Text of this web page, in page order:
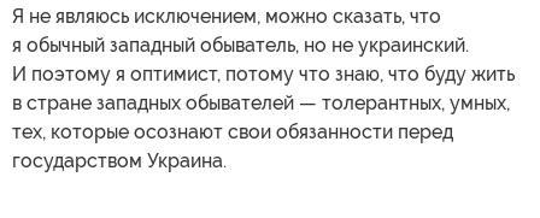
Я не являюсь исключением, можно сказать, что
я обычный западный обыватель, но не украинский.
И поэтому я оптимист, потому что знаю, что буду жить
в стране западных обывателей — толерантных, умных,
тех, которые осознают свои обязанности перед
государством Украина.